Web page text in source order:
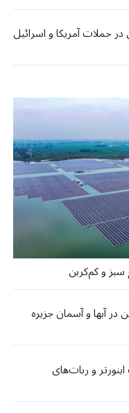
غیرنظامی در حملات آمریکا و اسرائیل
و کم‌کربن
آبها و آسمان جزیره
و ربات‌های